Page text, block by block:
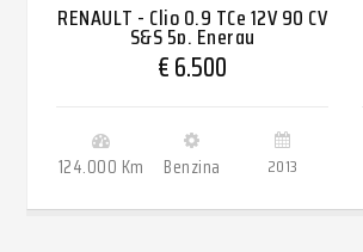
RENAULT - Clio 0.9 TCe 12V 90 CV
S&S 5p. Energy
€ 6.500
124.000 Km Benzina 2013